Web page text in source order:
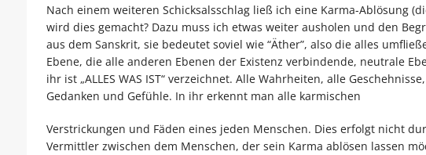
Nach einem weiteren Schicksalsschlag ließ ich eine Karma-Ablösung
wird dies gemacht? Dazu muss ich etwas weiter ausholen und den
aus dem Sanskrit, sie bedeutet soviel wie “Äther”, also die alles
Ebene, die alle anderen Ebenen der Existenz verbindende, neutrale
ihr ist „ALLES WAS IST“ verzeichnet. Alle Wahrheiten, alle
Gedanken und Gefühle. In ihr erkennt man alle karmischen
Verstrickungen und Fäden eines jeden Menschen. Dies erfolgt nicht
Vermittler zwischen dem Menschen, der sein Karma ablösen lassen